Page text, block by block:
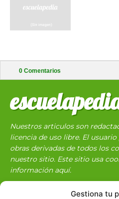
Gestiona tu
0 Comentarios
Nuestros articulos son
licencia de uso libre. El
obras derivadas de todos los
nuestro sitio. Este sitio usa
información aquí.